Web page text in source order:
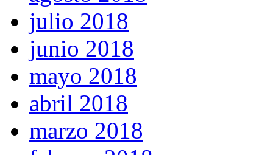
julio 2018
junio 2018
mayo 2018
abril 2018
marzo 2018